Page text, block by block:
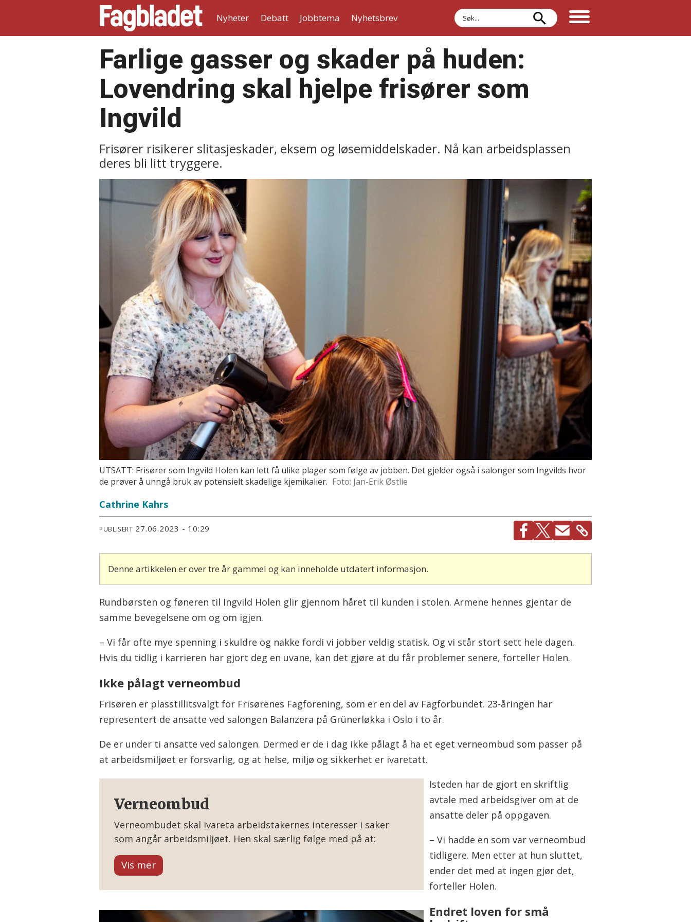
Nyheter Debatt Jobbtema Nyhetsbrev
Søk
Farlige gasser og skader på huden:
Lovendring skal hjelpe frisører som
Ingvild
Frisører risikerer slitasjeskader, eksem og løsemiddelskader. Nå kan arbeidsplassen
deres bli litt tryggere.
UTSATT: Frisører som Ingvild Holen kan lett få ulike plager som følge av jobben. Det gjelder også i salonger som Ingvilds hvor
de prøver å unngå bruk av potensielt skadelige kjemikalier. Foto: Jan-Erik Østlie
Cathrine Kahrs
PUBLISERT 27.06.2023 - 10:29
Denne artikkelen er over tre år gammel og kan inneholde utdatert informasjon.
Rundbørsten og føneren til Ingvild Holen glir gjennom håret til kunden i stolen. Armene hennes gjentar de
samme bevegelsene om og om igjen.
– Vi får ofte mye spenning i skuldre og nakke fordi vi jobber veldig statisk. Og vi står stort sett hele dagen.
Hvis du tidlig i karrieren har gjort deg en uvane, kan det gjøre at du får problemer senere, forteller Holen.
Ikke pålagt verneombud
Frisøren er plasstillitsvalgt for Frisørenes Fagforening, som er en del av Fagforbundet. 23-åringen har
representert de ansatte ved salongen Balanzera på Grünerløkka i Oslo i to år.
De er under ti ansatte ved salongen. Dermed er de i dag ikke pålagt å ha et eget verneombud som passer på
at arbeidsmiljøet er forsvarlig, og at helse, miljø og sikkerhet er ivaretatt.
Verneombud
Verneombudet skal ivareta arbeidstakernes interesser i saker
som angår arbeidsmiljøet. Hen skal særlig følge med på at:
• Maskiner, tekniske innretninger, kjemiske stoffer og ulike
arbeidsprosesser ikke utsetter arbeidstakerne for fare.
passende antall, at det er lett tilgjengelig og i forsvarlig stand.
Isteden har de gjort en skriftlig
avtale med arbeidsgiver om at de
ansatte deler på oppgaven.
– Vi hadde en som var verneombud
tidligere. Men etter at hun sluttet,
ender det med at ingen gjør det,
forteller Holen.
Endret loven for små